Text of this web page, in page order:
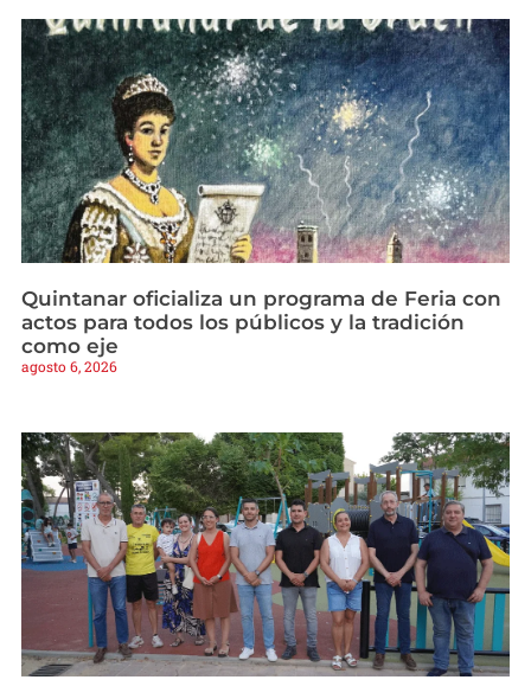
Quintanar oficializa un programa de Feria con
actos para todos los públicos y la tradición
como eje
agosto 6, 2026